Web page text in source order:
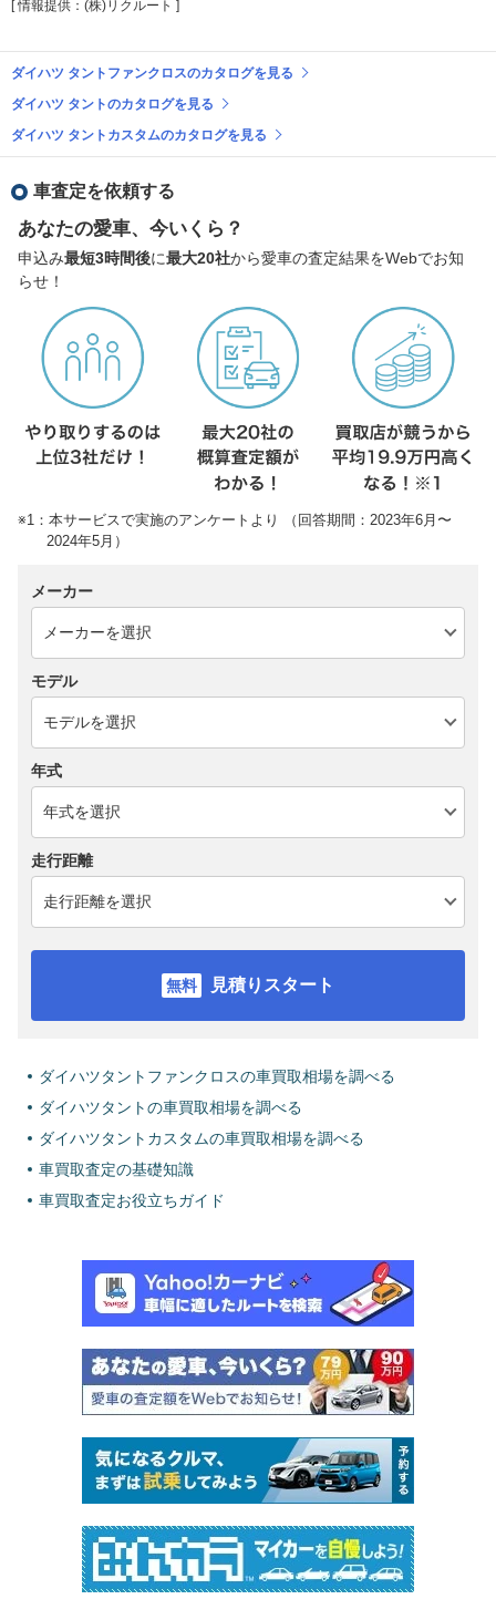
[ 情報提供：(株)リクルート ]
ダイハツ タントファンクロスのカタログを見る
ダイハツ タントのカタログを見る
ダイハツ タントカスタムのカタログを見る
車査定を依頼する
あなたの愛車、今いくら？
申込み最短3時間後に最大20社から愛車の査定結果をWebでお知
らせ！
※1：本サービスで実施のアンケートより （回答期間：2023年6月〜
2024年5月）
メーカー
モデル
年式
走行距離
見積りスタート
ダイハツタントファンクロスの車買取相場を調べる
ダイハツタントの車買取相場を調べる
ダイハツタントカスタムの車買取相場を調べる
車買取査定の基礎知識
車買取査定お役立ちガイド